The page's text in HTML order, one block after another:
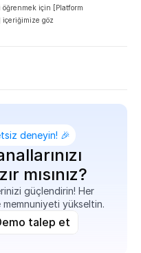
için [Platform
içeriğimize göz
deneyin! 🎉
mısınız?
güçlendirin! Her
memnuniyeti yükseltin.
talep et